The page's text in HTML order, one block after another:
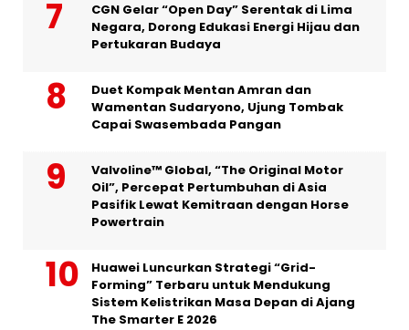
CGN Gelar “Open Day” Serentak di Lima
Negara, Dorong Edukasi Energi Hijau dan
Pertukaran Budaya
Duet Kompak Mentan Amran dan
Wamentan Sudaryono, Ujung Tombak
Capai Swasembada Pangan
Valvoline™ Global, “The Original Motor
Oil”, Percepat Pertumbuhan di Asia
Pasifik Lewat Kemitraan dengan Horse
Powertrain
Huawei Luncurkan Strategi “Grid-
Forming” Terbaru untuk Mendukung
Sistem Kelistrikan Masa Depan di Ajang
The Smarter E 2026